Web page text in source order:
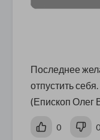
Последнее
отпустить
(Епископ Олег
0 0